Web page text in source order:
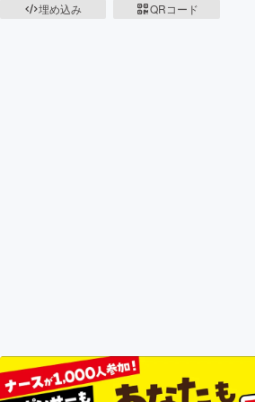
埋め込み
QRコード